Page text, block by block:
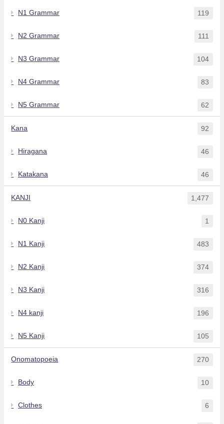
N1 Grammar 119
N2 Grammar 111
N3 Grammar 104
N4 Grammar 83
N5 Grammar 62
Kana 92
Hiragana 46
Katakana 46
KANJI 1,477
N0 Kanji 1
N1 Kanji 483
N2 Kanji 374
N3 Kanji 316
N4 kanji 196
N5 Kanji 105
Onomatopoeia 270
Body 10
Clothes 6